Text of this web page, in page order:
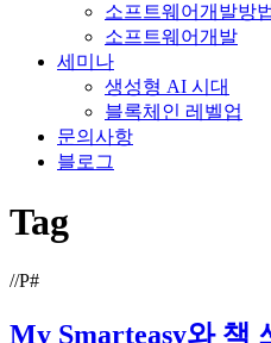
소프트웨어개발방
소프트웨어개발
세미나
생성형 AI 시대
블록체인 레벨업
문의사항
블로그
Tag
//P#
My Smarteasy와 책